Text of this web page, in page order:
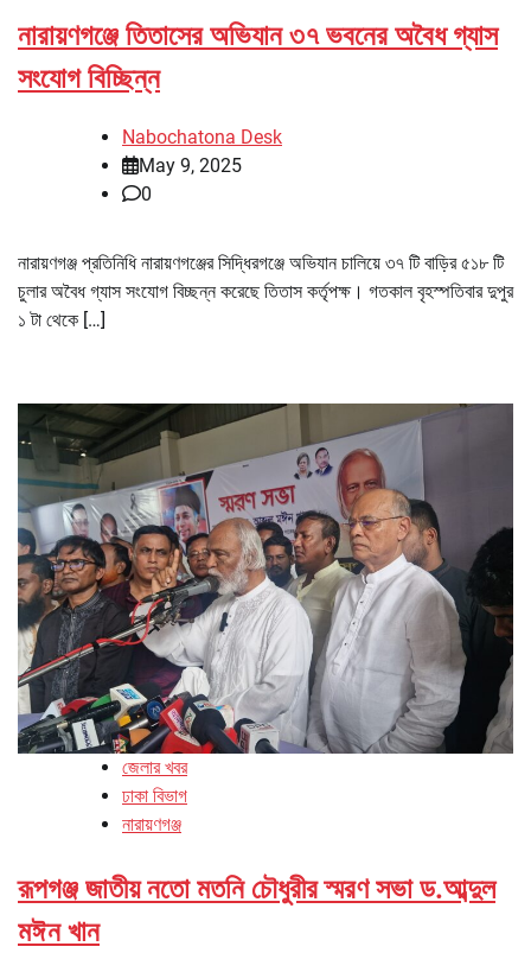
নারায়ণগঞ্জে তিতাসের অভিযান ৩৭ ভবনের অবৈধ গ্যাস
সংযোগ বিচ্ছিন্ন
Nabochatona Desk
May 9, 2025
0
নারায়ণগঞ্জ প্রতিনিধি নারায়ণগঞ্জের সিদ্ধিরগঞ্জে অভিযান চালিয়ে ৩৭ টি বাড়ির ৫১৮ টি
চুলার অবৈধ গ্যাস সংযোগ বিচ্ছন্ন করেছে তিতাস কর্তৃপক্ষ। গতকাল বৃহস্পতিবার দুপুর
১ টা থেকে […]
জেলার খবর
ঢাকা বিভাগ
নারায়ণগঞ্জ
রূপগঞ্জ জাতীয় নতো মতনি চৌধুরীর স্মরণ সভা ড.আব্দুল
মঈন খান